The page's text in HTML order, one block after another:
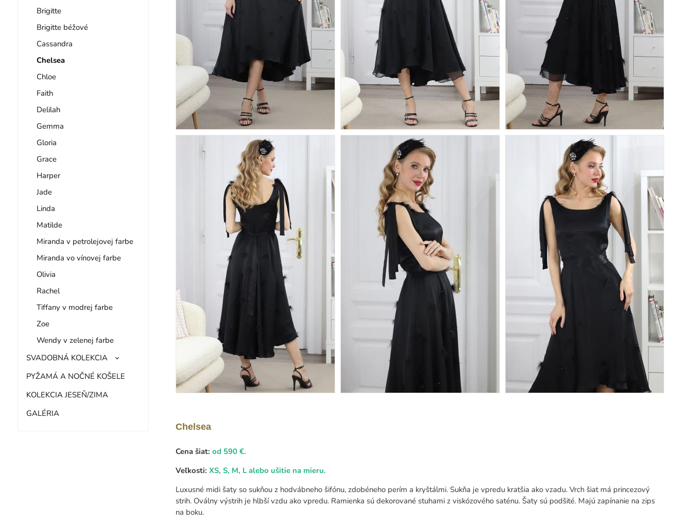
Brigitte
Brigitte béžové
Cassandra
Chelsea
Chloe
Faith
Delilah
Gemma
Gloria
Grace
Harper
Jade
Linda
Matilde
Miranda v petrolejovej farbe
Miranda vo vínovej farbe
Olivia
Rachel
Tiffany v modrej farbe
Zoe
Wendy v zelenej farbe
SVADOBNÁ KOLEKCIA
PYŽAMÁ A NOČNÉ KOŠELE
KOLEKCIA JESEŇ/ZIMA
GALÉRIA
Chelsea
Cena šiat: od 590 €.
Veľkosti: XS, S, M, L alebo ušitie na mieru.
Luxusné midi šaty so sukňou z hodvábneho šifónu, zdobéneho perím a kryštálmi. Sukňa je vpredu kratšia ako vzadu. Vrch šiat má princezový
strih. Oválny výstrih je hlbší vzdu ako vpredu. Ramienka sú dekorované stuhami z viskózového saténu. Šaty sú podšité. Majú zapínanie na zips
na boku.